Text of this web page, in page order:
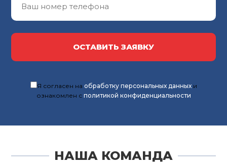
ОСТАВИТЬ ЗАЯВКУ
Я согласен на обработку персональных данныхи
ознакомлен с политикой конфиденциальности
НАША КОМАНДА